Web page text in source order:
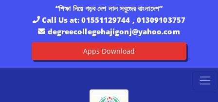
“শিক্ষা নিয়ে গড়ব দেশ লাল সবুজের বাংলাদেশ”
Call Us at:01551129744 , 01309103757
degreecollegehajigonj@yahoo.com
Apps Download